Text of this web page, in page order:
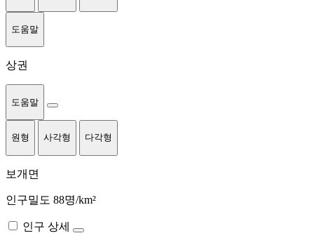
도움말
상권
도움말
원형 사각형 다각형
보개면
인구밀도 88명/km²
인구 상세